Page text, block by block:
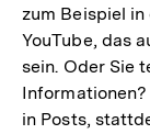
zum Beispiel
YouTube, das
sein. Oder Sie
in Posts,